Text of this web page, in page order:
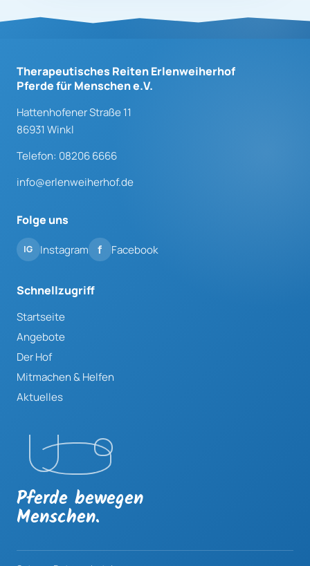
Therapeutisches Reiten Erlenweiherhof
Pferde für Menschen e.V.
Hattenhofener Straße 11
86931 Winkl
Telefon: 08206 6666
info@erlenweiherhof.de
Folge uns
Instagram Facebook
Schnellzugriff
Startseite
Angebote
Der Hof
Mitmachen & Helfen
Aktuelles
Pferde bewegen
Menschen.